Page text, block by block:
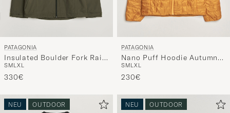
PATAGONIA
Insulated Boulder Fork Rain
Jacket Basin Green
SMLXL
330€
PATAGONIA
Nano Puff Hoodie Autumn
Orange
SMLXL
230€
NEU OUTDOOR NEU OUTDOOR